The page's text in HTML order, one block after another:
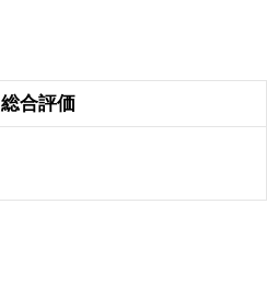
総合評価